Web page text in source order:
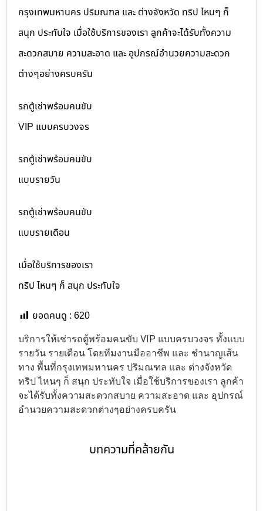
กรุงเทพมหานคร ปริมณฑล และ ต่างจังหวัด ทริป ไหนๆ ก็
สนุก ประทับใจ เมื่อใช้บริการของเรา ลูกค้าจะได้รับทั้งความ
สะดวกสบาย ความสะอาด และ อุปกรณ์อำนวยความสะดวก
ต่างๆอย่างครบครัน
รถตู้เช่าพร้อมคนขับ
VIP แบบครบวงจร
รถตู้เช่าพร้อมคนขับ
แบบรายวัน
รถตู้เช่าพร้อมคนขับ
แบบรายเดือน
เมื่อใช้บริการของเรา
ทริป ไหนๆ ก็ สนุก ประทับใจ
ยอดคนดู : 620
บริการให้เช่ารถตู้พร้อมคนขับ VIP แบบครบวงจร ทั้งแบบ
รายวัน รายเดือน โดยทีมงานมืออาชีพ และ ชำนาญเส้น
ทาง พื้นที่กรุงเทพมหานคร ปริมณฑล และ ต่างจังหวัด
ทริป ไหนๆ ก็ สนุก ประทับใจ เมื่อใช้บริการของเรา ลูกค้า
จะได้รับทั้งความสะดวกสบาย ความสะอาด และ อุปกรณ์
อำนวยความสะดวกต่างๆอย่างครบครัน
บทความที่คล้ายกัน